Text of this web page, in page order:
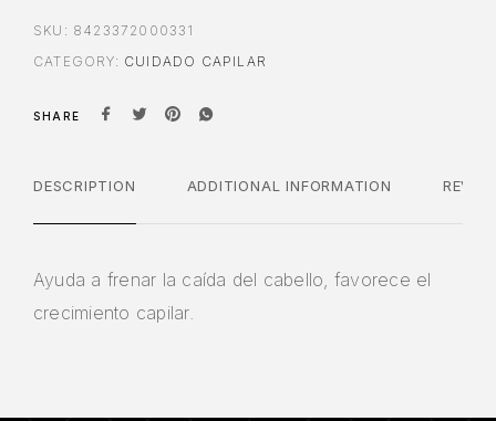
SKU: 8423372000331
CATEGORY: CUIDADO CAPILAR
SHARE
DESCRIPTION ADDITIONAL INFORMATION
Ayuda a frenar la caída del cabello, favorece el
crecimiento capilar.